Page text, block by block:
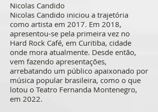
Nicolas Candido
Nicolas Candido iniciou a trajetória
como artista em 2017. Em 2018,
apresentou-se pela primeira vez no
Hard Rock Café, em Curitiba, cidade
onde mora atualmente. Desde então,
vem fazendo apresentações,
arrebatando um público apaixonado por
música popular brasileira, como o que
lotou o Teatro Fernanda Montenegro,
em 2022.